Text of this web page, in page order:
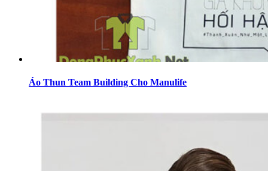
Áo Thun Team Building Cho Manulife